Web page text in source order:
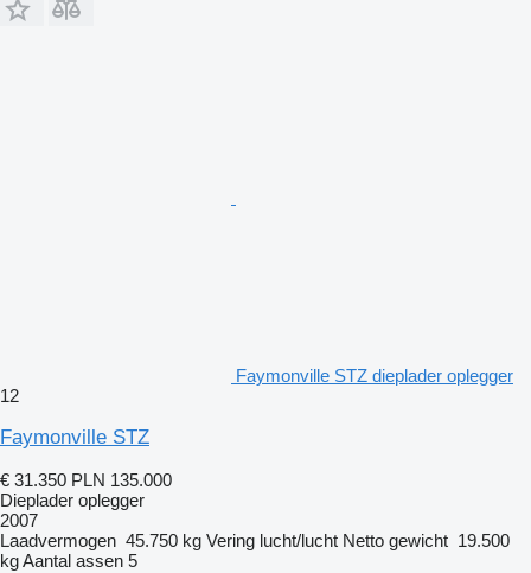
Faymonville STZ dieplader oplegger
12
Faymonville STZ
€ 31.350 PLN 135.000
Dieplader oplegger
2007
Laadvermogen 45.750 kg Vering lucht/lucht Netto gewicht 19.500
kgAantal assen 5